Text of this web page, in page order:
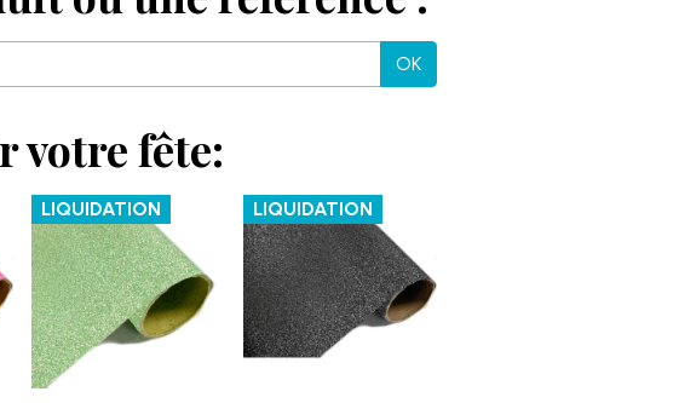
OK
votre fête:
LIQUIDATION LIQUIDATION